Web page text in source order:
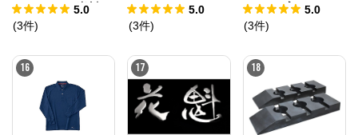
Ｔシャツ 半袖
ブラック Ｍ
5.0
(3件)
10S フロアマッ
ト R2/6～ カ
抗ウイルス 消
臭 スタンダード
タイプ
5.0
(3件)
1500ヶ入り5.0
(3件)
16 17 18